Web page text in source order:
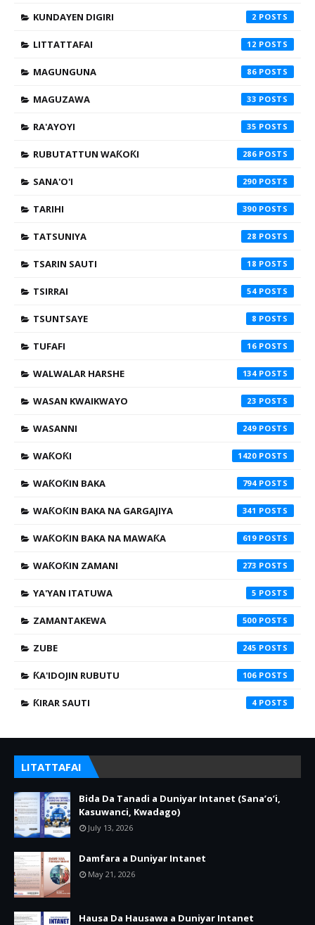
KUNDAYEN DIGIRI 2
LITTATTAFAI 12
MAGUNGUNA 86
MAGUZAWA 33
RA'AYOYI 35
RUBUTATTUN WAƘOƘI 286
SANA'O'I 290
TARIHI 390
TATSUNIYA 28
TSARIN SAUTI 18
TSIRRAI 54
TSUNTSAYE 8
TUFAFI 16
WALWALAR HARSHE 134
WASAN KWAIKWAYO 23
WASANNI 249
WAƘOƘI 1420
WAƘOƘIN BAKA 794
WAƘOƘIN BAKA NA GARGAJIYA 341
WAƘOƘIN BAKA NA MAWAƘA 619
WAƘOƘIN ZAMANI 273
YA'YAN ITATUWA 5
ZAMANTAKEWA 500
ZUBE 245
ƘA'IDOJIN RUBUTU 106
ƘIRAR SAUTI 4
LITATTAFAI
Bida Da Tanadi a Duniyar Intanet (Sana’o’i,
Kasuwanci, Kwadago)
July 13, 2026
Damfara a Duniyar Intanet
May 21, 2026
Hausa Da Hausawa a Duniyar Intanet